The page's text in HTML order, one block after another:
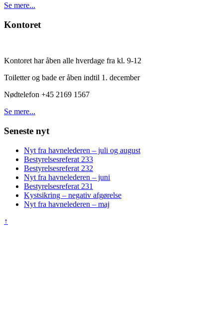
Se mere...
Kontoret
Kontoret har åben alle hverdage fra kl. 9-12
Toiletter og bade er åben indtil 1. december
Nødtelefon +45 2169 1567
Se mere...
Seneste nyt
Nyt fra havnelederen – juli og august
Bestyrelsesreferat 233
Bestyrelsesreferat 232
Nyt fra havnelederen – juni
Bestyrelsesreferat 231
Kystsikring – negativ afgørelse
Nyt fra havnelederen – maj
↑